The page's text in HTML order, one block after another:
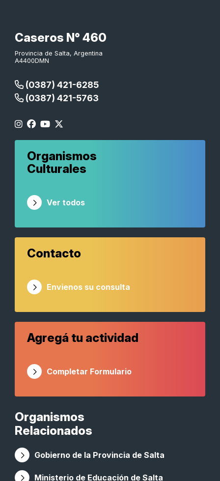
Caseros N° 460
Provincia de Salta, Argentina
A4400DMN
(0387) 421-6285
(0387) 421-5763
Organismos
Relacionados
Gobierno de la Provincia de Salta
Ministerio de Educación de Salta
Organismos
Culturales
Ver todos
Contacto
Envienos su consulta
Agregá tu actividad
Completar Formulario